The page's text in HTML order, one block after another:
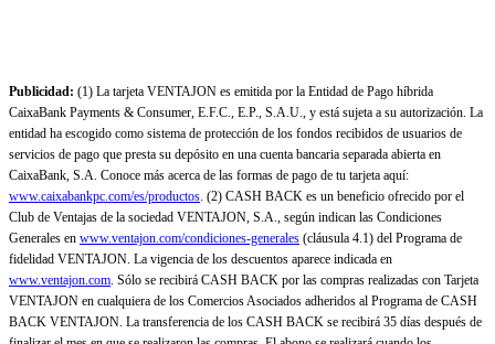
Publicidad: (1) La tarjeta VENTAJON es emitida por la Entidad de Pago híbrida
CaixaBank Payments & Consumer, E.F.C., E.P., S.A.U., y está sujeta a su autorización. La
entidad ha escogido como sistema de protección de los fondos recibidos de usuarios de
servicios de pago que presta su depósito en una cuenta bancaria separada abierta en
CaixaBank, S.A. Conoce más acerca de las formas de pago de tu tarjeta aquí:
www.caixabankpc.com/es/productos. (2) CASH BACK es un beneficio ofrecido por el
Club de Ventajas de la sociedad VENTAJON, S.A., según indican las Condiciones
Generales en www.ventajon.com/condiciones-generales (cláusula 4.1) del Programa de
fidelidad VENTAJON. La vigencia de los descuentos aparece indicada en
www.ventajon.com. Sólo se recibirá CASH BACK por las compras realizadas con Tarjeta
VENTAJON en cualquiera de los Comercios Asociados adheridos al Programa de CASH
BACK VENTAJON. La transferencia de los CASH BACK se recibirá 35 días después de